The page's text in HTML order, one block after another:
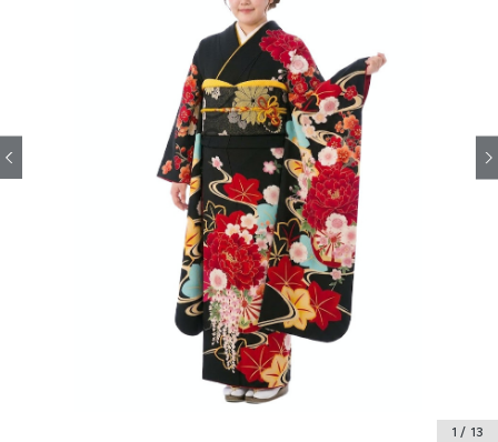
法人・グループの
お客様はこちら
1 / 13